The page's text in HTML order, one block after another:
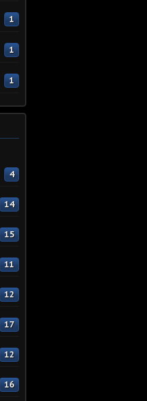
1
1
1
4
14
15
11
12
17
12
16